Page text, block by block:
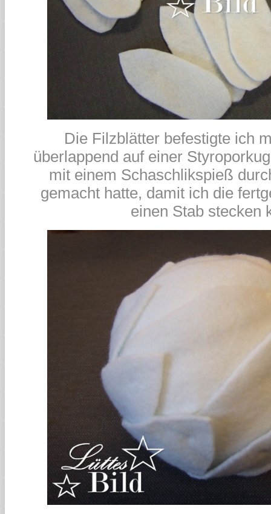
Die Filzblätter befestigte ich
überlappend auf einer
mit einem Schaschlikspieß
gemacht hatte, damit ich die
einen Stab stecken